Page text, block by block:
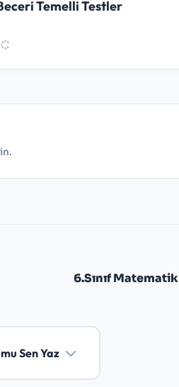
Temelli Testler
6.Sınıf
Sen Yaz